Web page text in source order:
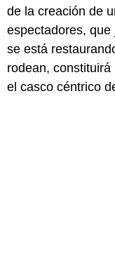
de la creación de
espectadores,
se está
rodean,
el casco céntrico